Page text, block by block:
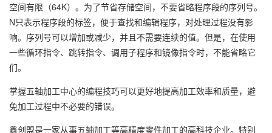
空间有限（64K）。为了节省存储空间，不要省略程序段的序列号。
N只表示程序段的标签，便于查找和编辑程序，对处理过程没有影
响。序列号可以增加或减少，并且不需要连续的值。但是，在使用
一些循环指令、跳转指令、调用子程序和镜像指令时，不能省略它
们。
掌握五轴加工中心的编程技巧可以更好地提高加工效率和质量，避
免加工过程中不必要的错误。
鑫创盟是一家从事五轴加工等高精度零件加工的高科技企业。特别